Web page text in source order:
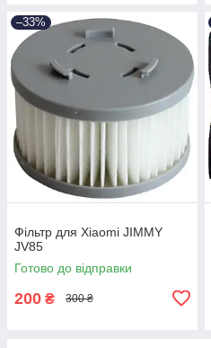
–33%
Фільтр для Xiaomi JIMMY
JV85
Готово до відправки
200 ₴ 300 ₴